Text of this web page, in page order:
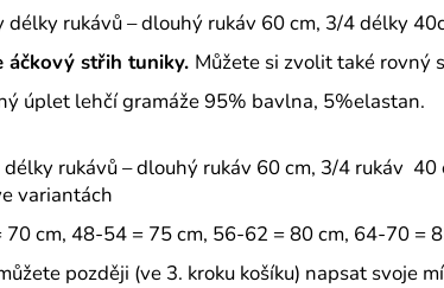
délky rukávů – dlouhý rukáv 60 cm, 3/4 délky
áčkový střih tuniky. Můžete si zvolit také rovný
úplet lehčí gramáže 95% bavlna, 5%elastan.
rukávů – dlouhý rukáv 60 cm, 3/4 rukáv 40
variantách
70 cm, 48-54 = 75 cm, 56-62 = 80 cm, 64-70 =
později (ve 3. kroku košíku) napsat svoje
Kč